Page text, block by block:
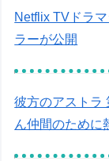
Netflix TVドラ
ラーが公開
彼方のアストラ
ん仲間のために